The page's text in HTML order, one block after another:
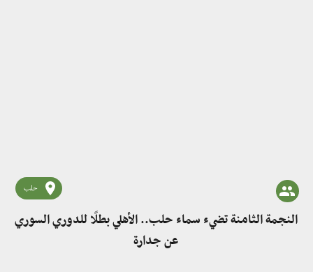
حلب
النجمة الثامنة تضيء سماء حلب.. الأهلي بطلًا للدوري السوري
عن جدارة